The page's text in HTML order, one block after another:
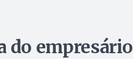
do empresário